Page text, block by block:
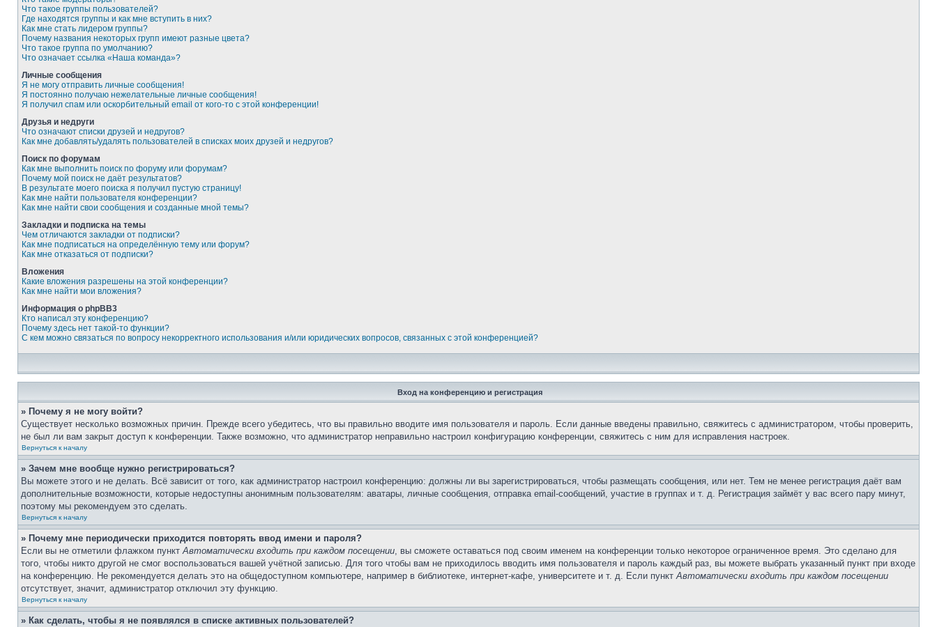
Что такое группы пользователей?
Где находятся группы и как мне вступить в них?
Как мне стать лидером группы?
Почему названия некоторых групп имеют разные цвета?
Что такое группа по умолчанию?
Что означает ссылка «Наша команда»?
Личные сообщения
Я не могу отправить личные сообщения!
Я постоянно получаю нежелательные личные сообщения!
Я получил спам или оскорбительный email от кого-то с этой конференции!
Друзья и недруги
Что означают списки друзей и недругов?
Как мне добавлять/удалять пользователей в списках моих друзей и недругов?
Поиск по форумам
Как мне выполнить поиск по форуму или форумам?
Почему мой поиск не даёт результатов?
В результате моего поиска я получил пустую страницу!
Как мне найти пользователя конференции?
Как мне найти свои сообщения и созданные мной темы?
Закладки и подписка на темы
Чем отличаются закладки от подписки?
Как мне подписаться на определённую тему или форум?
Как мне отказаться от подписки?
Вложения
Какие вложения разрешены на этой конференции?
Как мне найти мои вложения?
Информация о phpBB3
Кто написал эту конференцию?
Почему здесь нет такой-то функции?
С кем можно связаться по вопросу некорректного использования и/или юридических вопросов, связанных с этой конференцией?
Вход на конференцию и регистрация
» Почему я не могу войти?
Существует несколько возможных причин. Прежде всего убедитесь, что вы правильно вводите имя пользователя и пароль. Если данные введены правильно, свяжитесь с администратором, чтобы проверить,
не был ли вам закрыт доступ к конференции. Также возможно, что администратор неправильно настроил конфигурацию конференции, свяжитесь с ним для исправления настроек.
Вернуться к началу
» Зачем мне вообще нужно регистрироваться?
Вы можете этого и не делать. Всё зависит от того, как администратор настроил конференцию: должны ли вы зарегистрироваться, чтобы размещать сообщения, или нет. Тем не менее регистрация даёт вам
дополнительные возможности, которые недоступны анонимным пользователям: аватары, личные сообщения, отправка email-сообщений, участие в группах и т. д. Регистрация займёт у вас всего пару минут,
поэтому мы рекомендуем это сделать.
Вернуться к началу
» Почему мне периодически приходится повторять ввод имени и пароля?
Если вы не отметили флажком пунктАвтоматически входить при каждом посещении, вы сможете оставаться под своим именем на конференции только некоторое ограниченное время. Это сделано для
того, чтобы никто другой не смог воспользоваться вашей учётной записью. Для того чтобы вам не приходилось вводить имя пользователя и пароль каждый раз, вы можете выбрать указанный пункт при входе
на конференцию. Не рекомендуется делать это на общедоступном компьютере, например в библиотеке, интернет-кафе, университете и т. д. Если пунктАвтоматически входить при каждом посещении
отсутствует, значит, администратор отключил эту функцию.
Вернуться к началу
» Как сделать, чтобы я не появлялся в списке активных пользователей?